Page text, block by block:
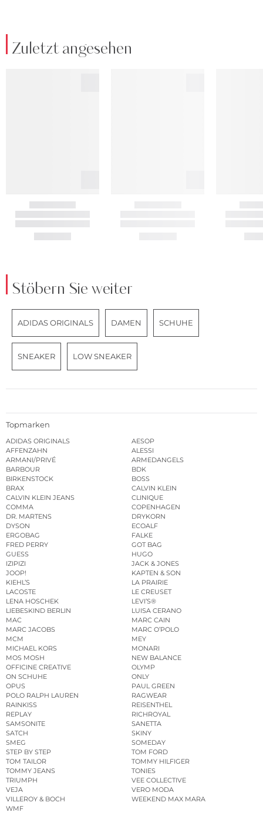
Zuletzt angesehen
Stöbern Sie weiter
ADIDAS ORIGINALS DAMEN SCHUHE
SNEAKER LOW SNEAKER
Topmarken
ADIDAS ORIGINALS
AESOP
AFFENZAHN
ALESSI
ARMANI/PRIVÉ
ARMEDANGELS
BARBOUR
BDK
BIRKENSTOCK
BOSS
BRAX
CALVIN KLEIN
CALVIN KLEIN JEANS
CLINIQUE
COMMA
COPENHAGEN
DR. MARTENS
DRYKORN
DYSON
ECOALF
ERGOBAG
FALKE
FRED PERRY
GOT BAG
GUESS
HUGO
IZIPIZI
JACK & JONES
JOOP!
KAPTEN & SON
KIEHL’S
LA PRAIRIE
LACOSTE
LE CREUSET
LENA HOSCHEK
LEVI’S®
LIEBESKIND BERLIN
LUISA CERANO
MAC
MARC CAIN
MARC JACOBS
MARC O’POLO
MCM
MEY
MICHAEL KORS
MONARI
MOS MOSH
NEW BALANCE
OFFICINE CREATIVE
OLYMP
ON SCHUHE
ONLY
OPUS
PAUL GREEN
POLO RALPH LAUREN
RAGWEAR
RAINKISS
REISENTHEL
REPLAY
RICHROYAL
SAMSONITE
SANETTA
SATCH
SKINY
SMEG
SOMEDAY
STEP BY STEP
TOM FORD
TOM TAILOR
TOMMY HILFIGER
TOMMY JEANS
TONIES
TRIUMPH
VEE COLLECTIVE
VEJA
VERO MODA
VILLEROY & BOCH
WEEKEND MAX MARA
WMF